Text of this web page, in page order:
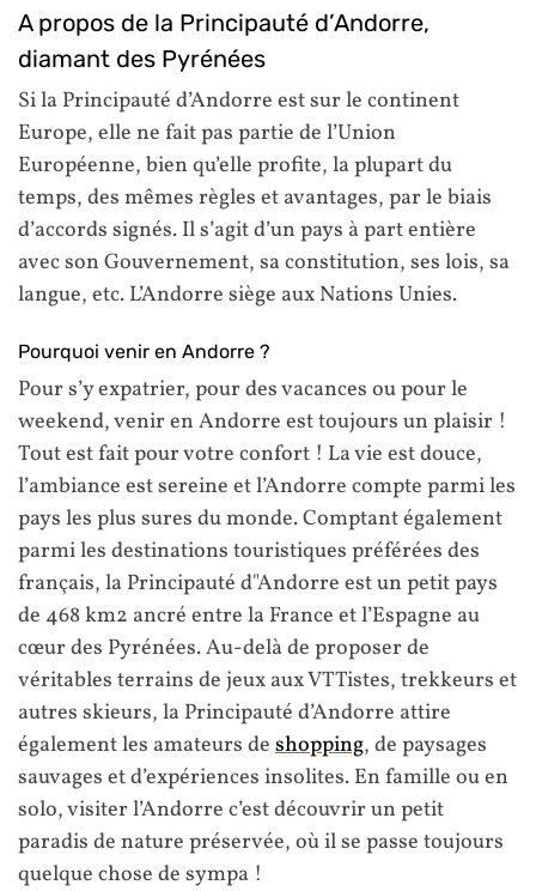
A propos de la Principauté d’Andorre,
diamant des Pyrénées
Si la Principauté d’Andorre est sur le continent
Europe, elle ne fait pas partie de l’Union
Européenne, bien qu’elle profite, la plupart du
temps, des mêmes règles et avantages, par le biais
d’accords signés. Il s’agit d’un pays à part entière
avec son Gouvernement, sa constitution, ses lois, sa
langue, etc. L’Andorre siège aux Nations Unies.
Pourquoi venir en Andorre ?
Pour s’y expatrier, pour des vacances ou pour le
weekend, venir en Andorre est toujours un plaisir !
Tout est fait pour votre confort ! La vie est douce,
l’ambiance est sereine et l’Andorre compte parmi les
pays les plus sures du monde. Comptant également
parmi les destinations touristiques préférées des
français, la Principauté d"Andorre est un petit pays
de 468 km2 ancré entre la France et l’Espagne au
cœur des Pyrénées. Au-delà de proposer de
véritables terrains de jeux aux VTTistes, trekkeurs et
autres skieurs, la Principauté d’Andorre attire
également les amateurs de shopping, de paysages
sauvages et d’expériences insolites. En famille ou en
solo, visiter l’Andorre c’est découvrir un petit
paradis de nature préservée, où il se passe toujours
quelque chose de sympa !